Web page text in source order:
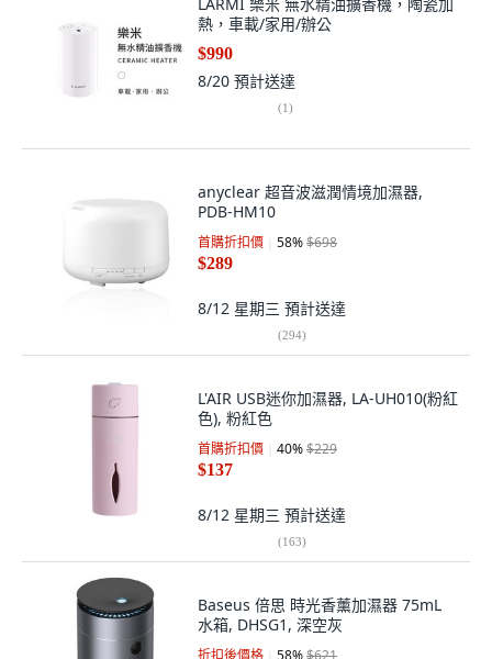
熱，車載/家用/辦公
$990
8/20 預計送達
(1)
anyclear 超音波滋潤情境加濕器,
PDB-HM10
首購折扣價 58%$698
$289
8/12 星期三 預計送達
(294)
L'AIR USB迷你加濕器, LA-UH010(粉紅
色), 粉紅色
首購折扣價 40%$229
$137
8/12 星期三 預計送達
(163)
Baseus 倍思 時光香薰加濕器 75mL
水箱, DHSG1, 深空灰
折扣後價格 58%$621